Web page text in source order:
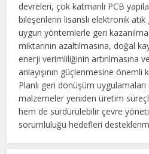
devreleri, çok katmanlı PCB
bileşenlerin lisanslı elektronik
uygun yöntemlerle geri
miktarının azaltılmasına, doğal
enerji verimliliğinin artırılmasına
anlayışının güçlenmesine önemli
Planlı geri dönüşüm
malzemeler yeniden üretim
hem de sürdürülebilir çevre
sorumluluğu hedefleri